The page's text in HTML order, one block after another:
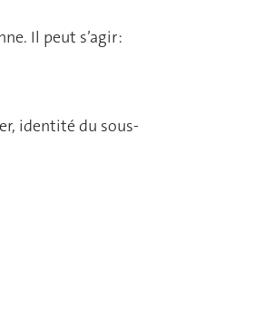
Il peut s’agir :
identité du sous-